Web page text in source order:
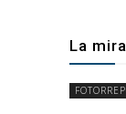
La